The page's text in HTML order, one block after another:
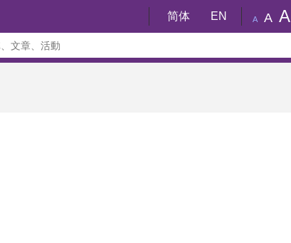
简体 EN A A A